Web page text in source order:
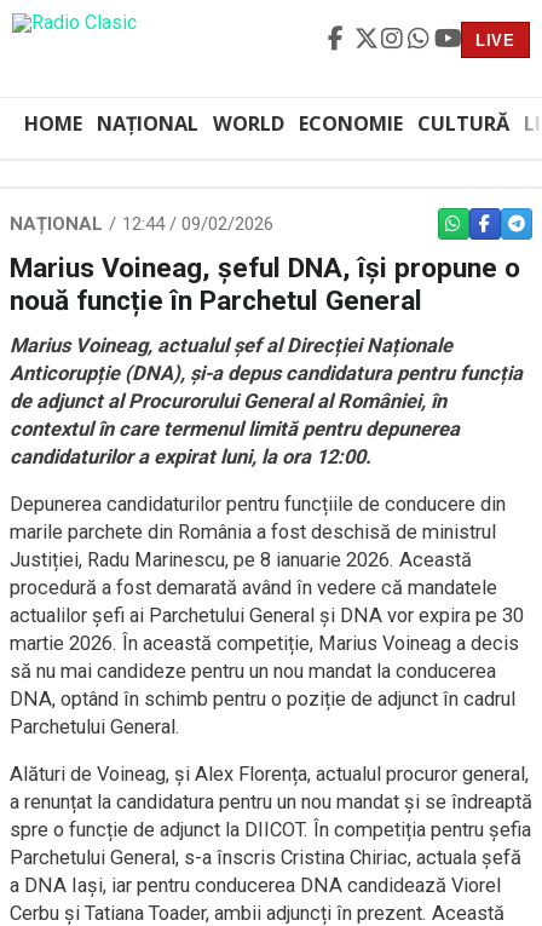
LIVE
HOME NAȚIONAL WORLD ECONOMIE CULTURĂ
NAȚIONAL 12:44 / 09/02/2026 WHATSAPP
Marius Voineag, șeful DNA, își propune o
nouă funcție în Parchetul General
Marius Voineag, actualul șef al Direcției Naționale
Anticorupție (DNA), și-a depus candidatura pentru funcția
de adjunct al Procurorului General al României, în
contextul în care termenul limită pentru depunerea
candidaturilor a expirat luni, la ora 12:00.
Depunerea candidaturilor pentru funcțiile de conducere din
marile parchete din România a fost deschisă de ministrul
Justiției, Radu Marinescu, pe 8 ianuarie 2026. Această
procedură a fost demarată având în vedere că mandatele
actualilor șefi ai Parchetului General și DNA vor expira pe 30
martie 2026. În această competiție, Marius Voineag a decis
să nu mai candideze pentru un nou mandat la conducerea
DNA, optând în schimb pentru o poziție de adjunct în cadrul
Parchetului General.
Alături de Voineag, și Alex Florența, actualul procuror general,
a renunțat la candidatura pentru un nou mandat și se îndreaptă
spre o funcție de adjunct la DIICOT. În competiția pentru șefia
Parchetului General, s-a înscris Cristina Chiriac, actuala șefă
a DNA Iași, iar pentru conducerea DNA candidează Viorel
Cerbu și Tatiana Toader, ambii adjuncți în prezent. Această